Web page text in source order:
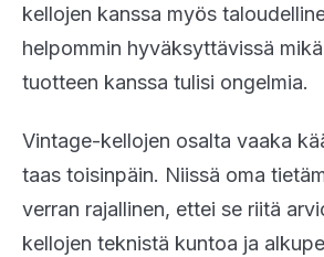
kellojen kanssa myös
helpommin hyväksyttävissä
tuotteen kanssa tulisi ongelmia.
Vintage-kellojen osalta vaaka
taas toisinpäin. Niissä oma
verran rajallinen, ettei se riitä
kellojen teknistä kuntoa ja